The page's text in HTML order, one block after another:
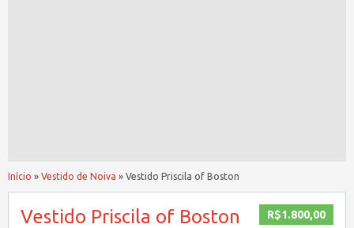
Início » Vestido de Noiva » Vestido Priscila of Boston
R$1.800,00
Vestido Priscila of Boston